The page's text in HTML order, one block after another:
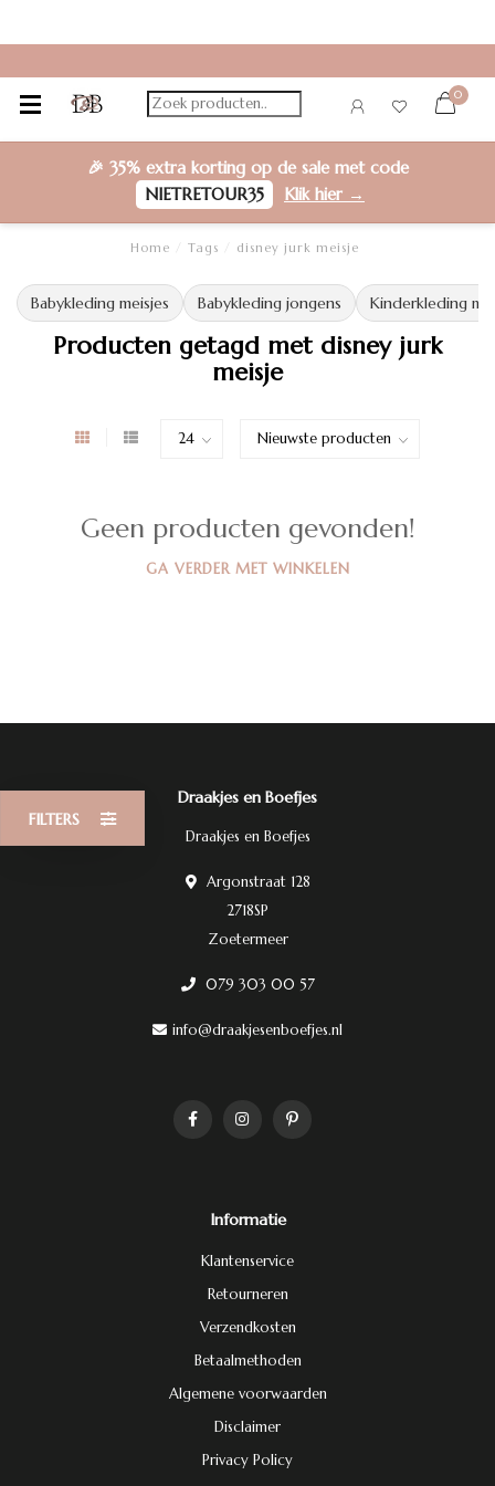
0
🎉 35% extra kortingop de sale met code
NIETRETOUR35
Klik hier →
Home Tags disney jurk meisje
Babykleding meisjes Babykleding jongens Kinderkleding
Producten getagd met disney jurk
meisje
FILTERS
Geen producten gevonden!
GA VERDER MET WINKELEN
Draakjes en Boefjes
Draakjes en Boefjes
Argonstraat 128
2718SP
Zoetermeer
079 303 00 57
info@draakjesenboefjes.nl
Informatie
Klantenservice
Retourneren
Verzendkosten
Betaalmethoden
Algemene voorwaarden
Disclaimer
Privacy Policy